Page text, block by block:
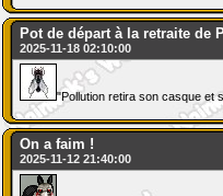
Pot de départ à la retraite de
2025-11-18 02:10:00
"Pollution retira son casque et
On a faim !
2025-11-12 21:40:00